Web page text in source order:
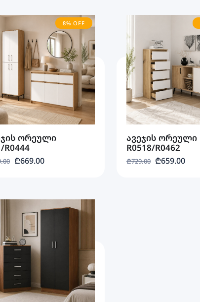
8% OFF
ორეული
R0444
₾669.00
ავეჯის ორეული
R0518/R0462
₾729.00 ₾659.00